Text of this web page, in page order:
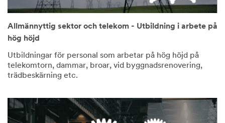
Allmännyttig sektor och telekom - Utbildning i arbete på
hög höjd
Utbildningar för personal som arbetar på hög höjd på
telekomtorn, dammar, broar, vid byggnadsrenovering,
trädbeskärning etc.